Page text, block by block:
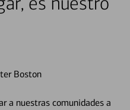
Boston
a nuestras comunidades a